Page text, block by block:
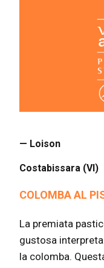
— Loison
Costabissara (VI)
COLOMBA AL
La premiata
gustosa
la colomba.